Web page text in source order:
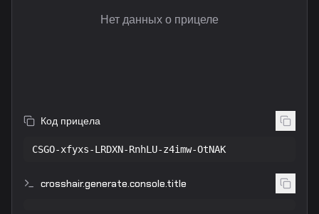
Нет данных о прицеле
Код прицела
CSGO-xfyxs-LRDXN-RnhLU-z4imw-OtNAK
crosshair.generate.console.title